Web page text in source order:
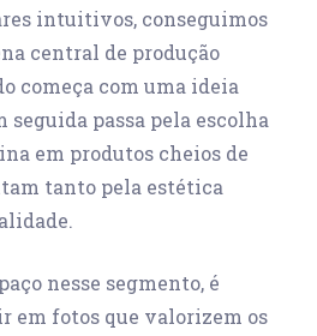
intuitivos, conseguimos
central de produção
começa com uma ideia
seguida passa pela escolha
em produtos cheios de
tanto pela estética
nesse segmento, é
em fotos que valorizem os